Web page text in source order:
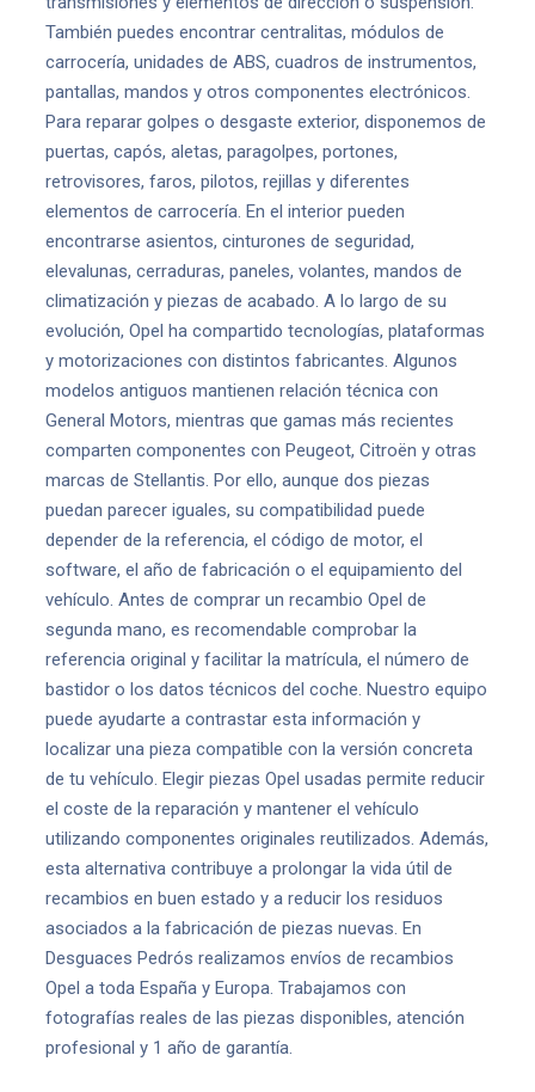
También puedes encontrar centralitas, módulos de
carrocería, unidades de ABS, cuadros de instrumentos,
pantallas, mandos y otros componentes electrónicos.
Para reparar golpes o desgaste exterior, disponemos de
puertas, capós, aletas, paragolpes, portones,
retrovisores, faros, pilotos, rejillas y diferentes
elementos de carrocería. En el interior pueden
encontrarse asientos, cinturones de seguridad,
elevalunas, cerraduras, paneles, volantes, mandos de
climatización y piezas de acabado. A lo largo de su
evolución, Opel ha compartido tecnologías, plataformas
y motorizaciones con distintos fabricantes. Algunos
modelos antiguos mantienen relación técnica con
General Motors, mientras que gamas más recientes
comparten componentes con Peugeot, Citroën y otras
marcas de Stellantis. Por ello, aunque dos piezas
puedan parecer iguales, su compatibilidad puede
depender de la referencia, el código de motor, el
software, el año de fabricación o el equipamiento del
vehículo. Antes de comprar un recambio Opel de
segunda mano, es recomendable comprobar la
referencia original y facilitar la matrícula, el número de
bastidor o los datos técnicos del coche. Nuestro equipo
puede ayudarte a contrastar esta información y
localizar una pieza compatible con la versión concreta
de tu vehículo. Elegir piezas Opel usadas permite reducir
el coste de la reparación y mantener el vehículo
utilizando componentes originales reutilizados. Además,
esta alternativa contribuye a prolongar la vida útil de
recambios en buen estado y a reducir los residuos
asociados a la fabricación de piezas nuevas. En
Desguaces Pedrós realizamos envíos de recambios
Opel a toda España y Europa. Trabajamos con
fotografías reales de las piezas disponibles, atención
profesional y 1 año de garantía.